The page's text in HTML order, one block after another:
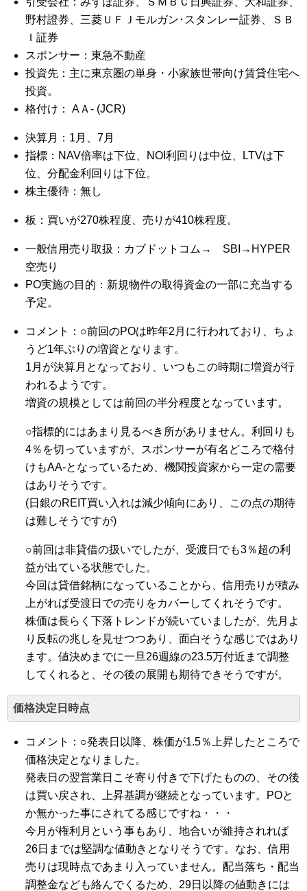
野村證券、三菱ＵＦＪモルガン･スタンレー証券、ＳＢ
Ｉ証券
スポンサー：東急不動産
投資先：主に東京圏の単身・小家族世帯向け賃貸住宅へ
投資。
格付け： AＡ- (JCR)
決算月：1月、7月
指標：NAV倍率は下位、NOI利回りは中位、LTVは下
位、分配金利回りは下位。
株主優待：無し
板：買いが270株程度、売りが410株程度。
一般信用売り取扱：カブドットコム→ SBI→HYPER
空売り
PO実施の目的：新規物件の取得資金の一部に充当する
予定。
コメント：○前回のPOは昨年2月に行われており、ちょ
うど1年ぶりの増資となります。
1月が決算月となっており、いつもこの時期に増資が行
われるようです。
増資の規模としては前回の半分程度となっています。
○指標的にはあまり見るべき所がありません。利回りも
4％を切っていますが、スポンサーが有名どころで格付
けもAA-となっているため、機関投資家から一定の需要
はありそうです。
(日銀のREIT買い入れは減少傾向にあり、この点の期待
は難しそうですが)
○前回は非貸借の扱いでしたが、受渡日でも3％超の利
益が出ている状態でした。
今回は貸借銘柄になっていることから、信用売りが積み
上がれば受渡日での売りをカバーしてくれそうです。
株価は長らく下落トレンドが続いていましたが、先月よ
り反転の兆しを見せつつあり、面白そうな感じではあり
ます。値決めまでに一旦26週線の23.5万付近まで調整
してくれると、その後の展開も期待できそうですが。
価格決定日時点
コメント：○発表日以降、株価が1.5％上昇したところで
価格決定となりました。
発表日の翌営業日こそ寄り付きで下げたものの、その後
は買い戻され、上昇基調が継続となっています。POと
か無かった事にされてる感じですね・・・
今月が権利月という事もあり、地合いが維持されれば
26日までは堅調な値動きとなりそうです。なお、信用
売りは現時点であまり入っていません。配当落ち・配当
調整金なども絡んでくるため、29日以降の値動きには